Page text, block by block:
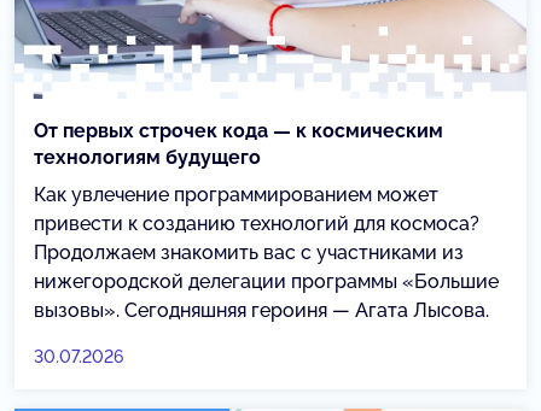
От первых строчек кода — к космическим
технологиям будущего
Как увлечение программированием может
привести к созданию технологий для космоса?
Продолжаем знакомить вас с участниками из
нижегородской делегации программы «Большие
вызовы». Сегодняшняя героиня — Агата Лысова.
30.07.2026